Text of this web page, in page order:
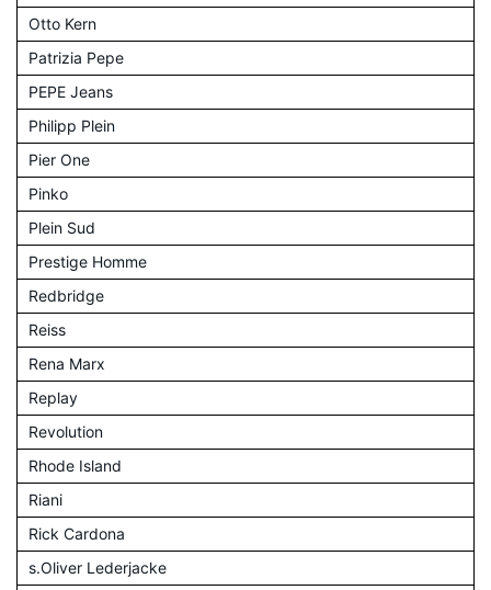
Otto Kern
Patrizia Pepe
PEPE Jeans
Philipp Plein
Pier One
Pinko
Plein Sud
Prestige Homme
Redbridge
Reiss
Rena Marx
Replay
Revolution
Rhode Island
Riani
Rick Cardona
s.Oliver Lederjacke